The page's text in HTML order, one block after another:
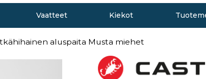
Vaatteet Kiekot
aluspaita Musta miehet